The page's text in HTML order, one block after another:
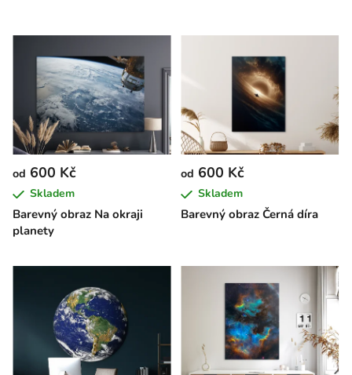
Barevný obraz Na okraji
planety
od 600 Kč
Skladem
Barevný obraz Černá díra
od 600 Kč
Skladem